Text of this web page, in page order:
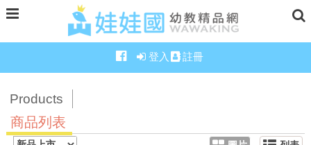
登入 註冊
Products
商品列表